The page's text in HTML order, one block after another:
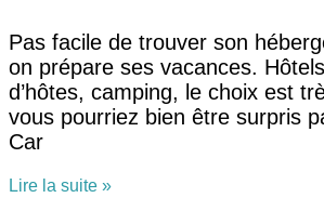
Pas facile de trouver son
on prépare ses vacances.
d’hôtes, camping, le choix est
vous pourriez bien être surpris
Car
Lire la suite »